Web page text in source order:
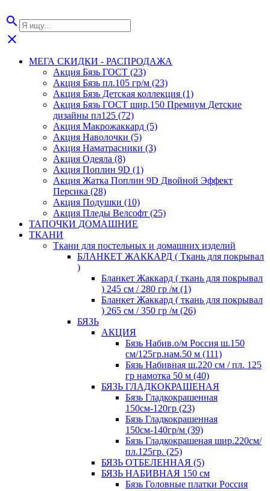
search
close
МЕГА СКИДКИ - РАСПРОДАЖА
Акция Бязь ГОСТ (23)
Акция Бязь пл.105 гр/м (23)
Акция Бязь Детская коллекция (1)
Акция Бязь ГОСТ шир.150 Премиум Детские
дизайны пл125 (72)
Акция Макрожаккард (5)
Акция Наволочки (5)
Акция Наматрасники (3)
Акция Одеяла (8)
Акция Поплин 9D (1)
Акция Жатка Поплин 9D Двойной Эффект
Персика (28)
Акция Подушки (10)
Акция Пледы Велсофт (25)
ТАПОЧКИ ДОМАШНИЕ
ТКАНИ
Ткани для постельных и домашних изделий
БЛАНКЕТ ЖАККАРД ( Ткань для покрывал
)
Бланкет Жаккард ( ткань для покрывал
) 245 см / 280 гр /м (1)
Бланкет Жаккард ( ткань для покрывал
) 265 см / 350 гр /м (26)
БЯЗЬ
АКЦИЯ
Бязь Набив.о/м Россия ш.150
см/125гр.нам.50 м (111)
Бязь Набивная ш.220 см / пл. 125
гр намотка 50 м (40)
БЯЗЬ ГЛАДКОКРАШЕНАЯ
Бязь Гладкокрашенная
150см-120гр (23)
Бязь Гладкокрашенная
150см-140гр/м (39)
Бязь Гладкокрашеная шир.220см/
пл.125гр. (25)
БЯЗЬ ОТБЕЛЕННАЯ (5)
БЯЗЬ НАБИВНАЯ 150 см
Бязь Головные платки Россия